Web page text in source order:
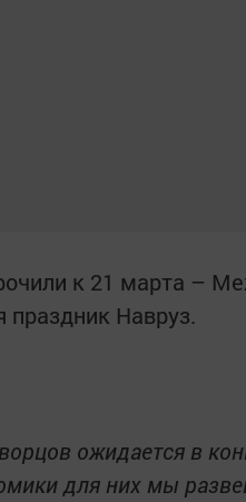
к 21 марта –
праздник Навруз.
ожидается в
для них мы